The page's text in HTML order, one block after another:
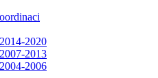
2020
2013
2006